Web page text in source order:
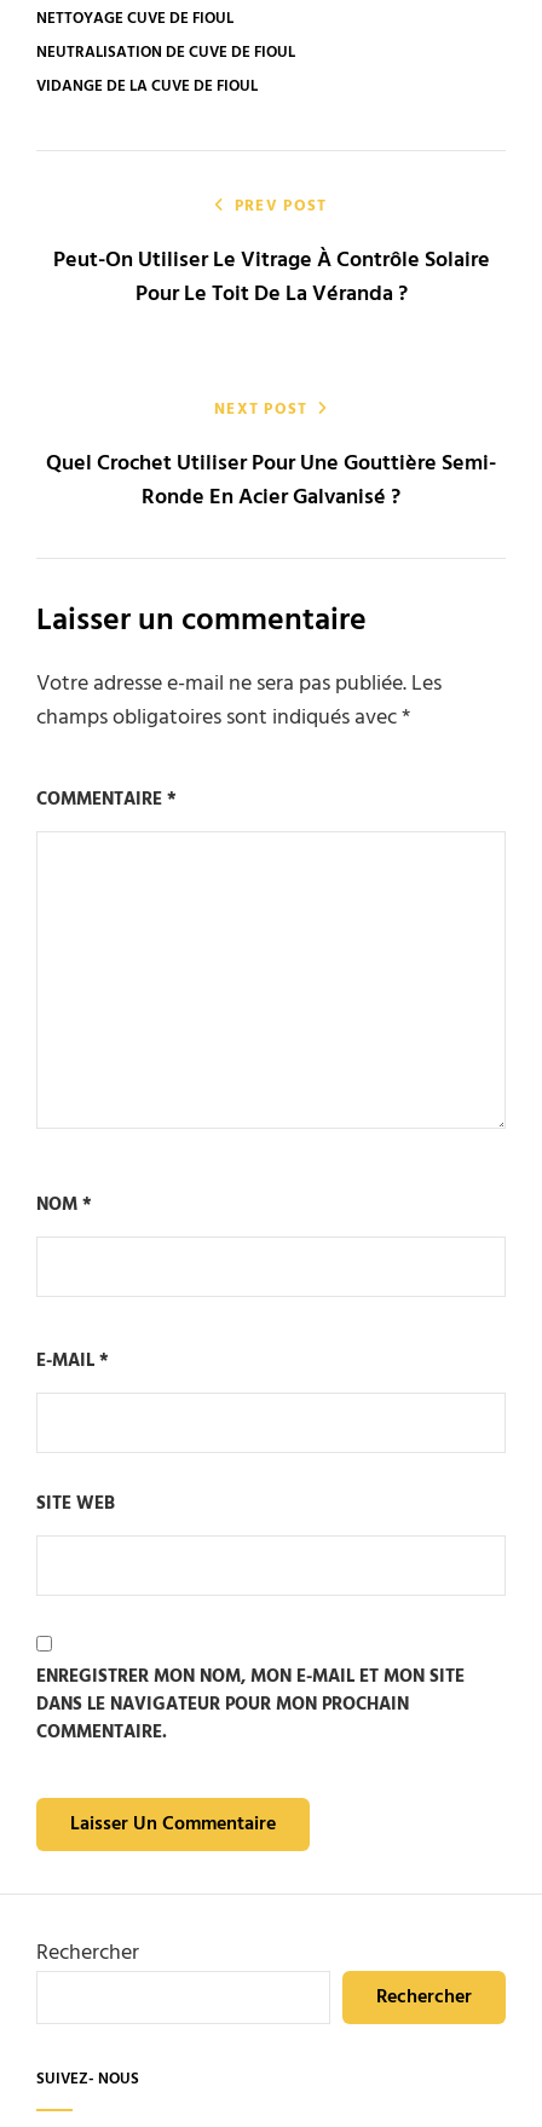
NETTOYAGE CUVE DE FIOUL
NEUTRALISATION DE CUVE DE FIOUL
VIDANGE DE LA CUVE DE FIOUL
l’article
PREV POST
Peut-On Utiliser Le Vitrage À Contrôle Solaire
Pour Le Toit De La Véranda ?
NEXT POST
Quel Crochet Utiliser Pour Une Gouttière Semi-
Ronde En Acier Galvanisé ?
Laisser un commentaire
Votre adresse e-mail ne sera pas publiée.Les
champs obligatoires sont indiqués avec*
COMMENTAIRE*
NOM*
E-MAIL*
SITE WEB
ENREGISTRER MON NOM, MON E-MAIL ET MON SITE
DANS LE NAVIGATEUR POUR MON PROCHAIN
COMMENTAIRE.
Rechercher
Rechercher
SUIVEZ- NOUS